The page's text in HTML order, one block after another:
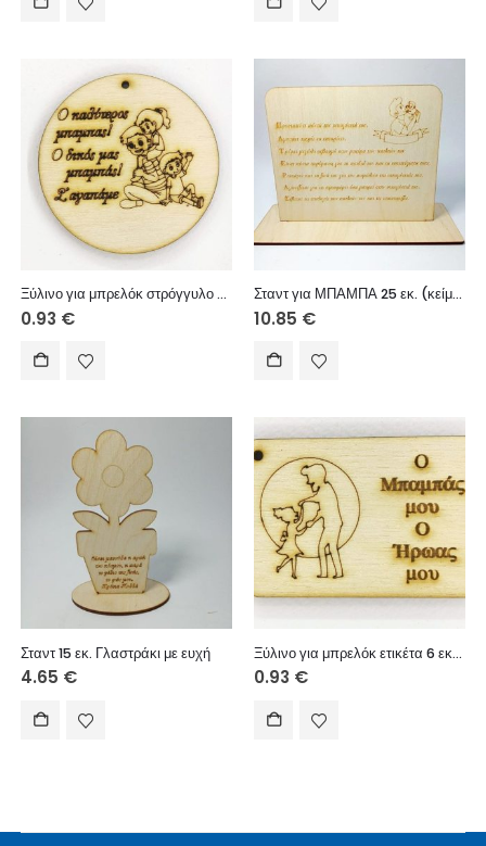
Ξύλινο για μπρελόκ στρόγγυλο 6 εκ. 05005
0.93 €
Σταντ για ΜΠΑΜΠΑ 25 εκ. (κείμενο επιλογής σας)
10.85 €
Σταντ 15 εκ. Γλαστράκι με ευχή
4.65 €
Ξύλινο για μπρελόκ ετικέτα 6 εκ. 04501
0.93 €